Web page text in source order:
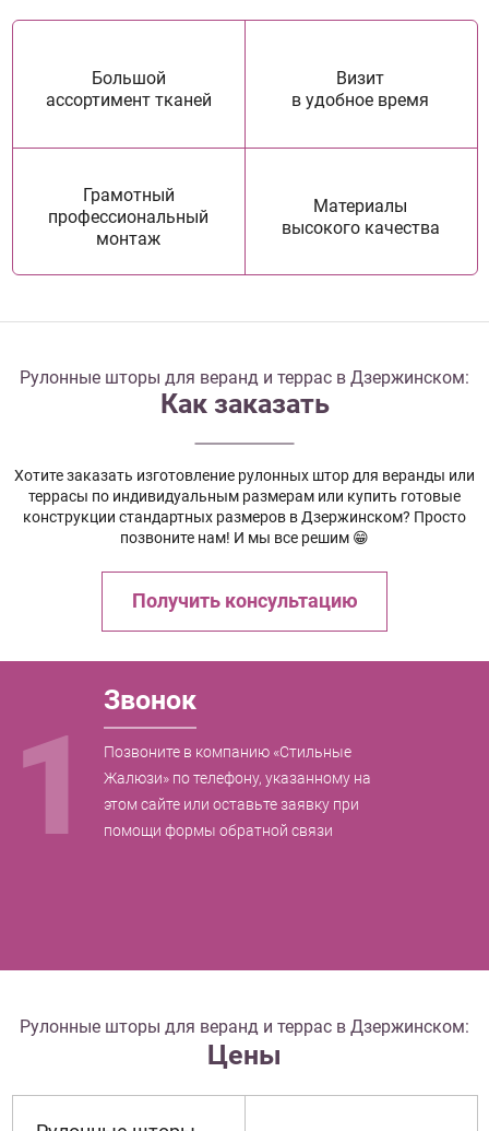
Большой
ассортимент тканей
Визит
в удобное время
Грамотный
профессиональный
монтаж
Материалы
высокого качества
Рулонные шторы для веранд и террас в Дзержинском:
Как заказать
Хотите заказать изготовление рулонных штор для веранды или
террасы по индивидуальным размерам или купить готовые
конструкции стандартных размеров в Дзержинском? Просто
позвоните нам! И мы все решим 😁
Получить консультацию
1
Звонок
Позвоните в компанию «Стильные
Жалюзи» по телефону, указанному на
этом сайте или оставьте заявку при
помощи формы обратной связи
Рулонные шторы для веранд и террас в Дзержинском:
Цены